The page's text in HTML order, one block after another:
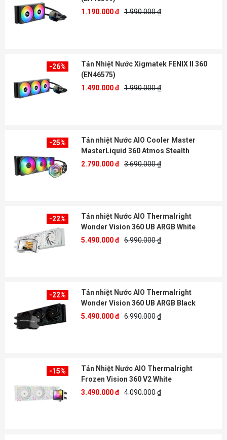
1.190.000 đ 1.990.000 ₫
-26%
Tản Nhiệt Nước Xigmatek FENIX II 360
(EN46575)
1.490.000 đ 1.990.000 ₫
-25%
Tản nhiệt Nước AIO Cooler Master
MasterLiquid 360 Atmos Stealth
2.790.000 đ 3.690.000 ₫
-22%
Tản nhiệt Nước AIO Thermalright
Wonder Vision 360 UB ARGB White
5.490.000 đ 6.990.000 ₫
-22%
Tản nhiệt Nước AIO Thermalright
Wonder Vision 360 UB ARGB Black
5.490.000 đ 6.990.000 ₫
-15%
Tản Nhiệt Nước AIO Thermalright
Frozen Vision 360 V2 White
3.490.000 đ 4.090.000 ₫